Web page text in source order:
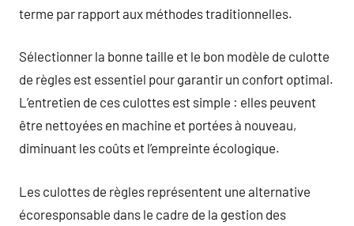
terme par rapport aux méthodes traditionnelles.
Sélectionner la bonne taille et le bon modèle de culotte
de règles est essentiel pour garantir un confort optimal.
L’entretien de ces culottes est simple : elles peuvent
être nettoyées en machine et portées à nouveau,
diminuant les coûts et l’empreinte écologique.
Les culottes de règles représentent une alternative
écoresponsable dans le cadre de la gestion des